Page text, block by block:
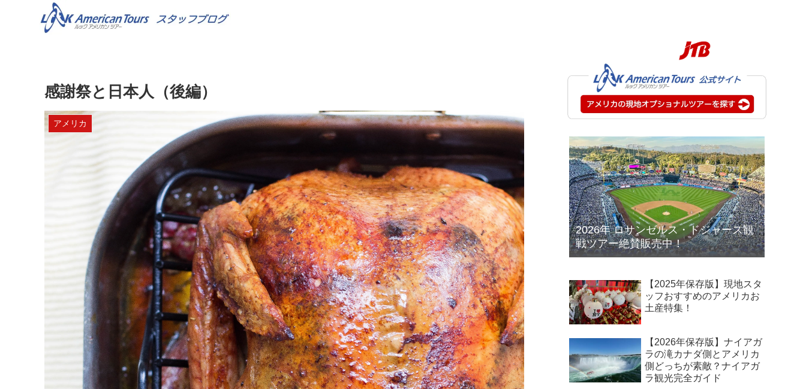
感謝祭と日本人（後編）
アメリカ
2026年 ロサンゼルス・ドジャース観
戦ツアー絶賛販売中！
【2025年保存版】現地スタ
ッフおすすめのアメリカお
土産特集！
【2026年保存版】ナイアガ
ラの滝カナダ側とアメリカ
側どっちが素敵？ナイアガ
ラ観光完全ガイド